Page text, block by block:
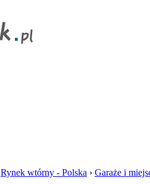
Rynek wtórny - Polska › Garaże i